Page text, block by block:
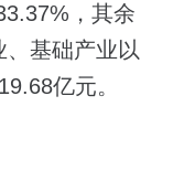
，其余
、基础产业以
亿元。